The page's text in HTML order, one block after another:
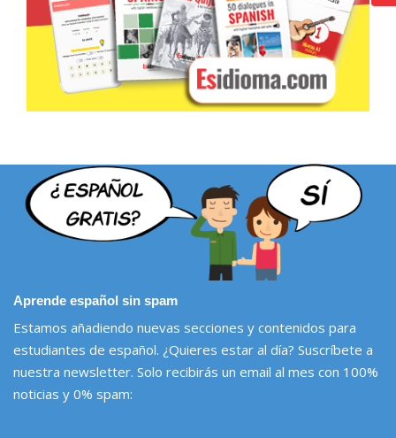
Aprende español sin spam
Estamos añadiendo nuevas secciones y contenidos para
estudiantes de español. ¿Quieres estar al día? Suscríbete a
nuestra newsletter. Solo recibirás un email al mes con 100%
noticias y 0% spam: